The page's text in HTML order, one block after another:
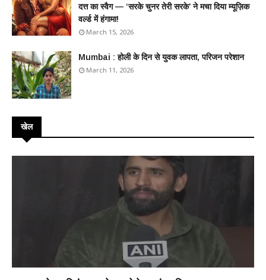
दत्त का स्वैग — ‘सरके चुनर तेरी सरके’ ने मचा दिया म्यूज़िक
वर्ल्ड में हंगामा!
March 15, 2026
Mumbai : ​होली के दिन से युवक लापता, परिजन परेशान
March 11, 2026
खेल